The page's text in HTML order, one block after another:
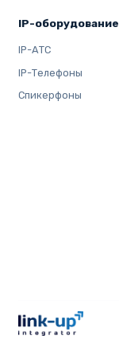
IP-оборудование
IP-АТС
IP-Телефоны
Спикерфоны